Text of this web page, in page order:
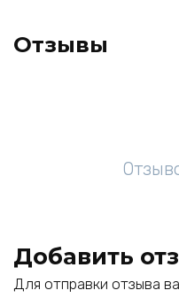
Отзывы
Добавить
Для отправки отзыва